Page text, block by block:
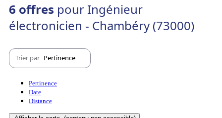
6 offres pour Ingénieur
électronicien - Chambéry (73000)
Trier par Pertinence
Pertinence
Date
Distance